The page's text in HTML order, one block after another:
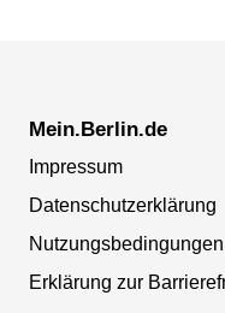
Mein.Berlin.de
Impressum
Datenschutzerklärung
Nutzungsbedingungen
Erklärung zur